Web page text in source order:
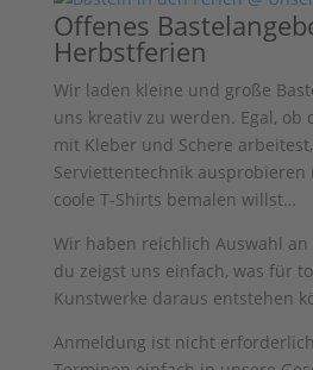
Offenes
Herbstferien
Wir laden kleine und große
uns kreativ zu werden. Egal,
mit Kleber und Schere
Serviettentechnik
coole T-Shirts bemalen willst…
Wir haben reichlich Auswahl an
du zeigst uns einfach, was für
Kunstwerke daraus entstehen
Anmeldung ist nicht